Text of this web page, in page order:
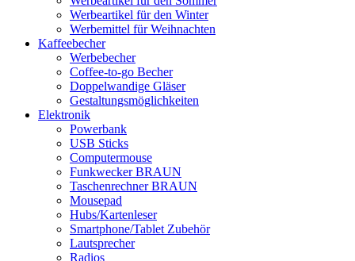
Werbeartikel für den Winter
Werbemittel für Weihnachten
Kaffeebecher
Werbebecher
Coffee-to-go Becher
Doppelwandige Gläser
Gestaltungsmöglichkeiten
Elektronik
Powerbank
USB Sticks
Computermouse
Funkwecker BRAUN
Taschenrechner BRAUN
Mousepad
Hubs/Kartenleser
Smartphone/Tablet Zubehör
Lautsprecher
Radios